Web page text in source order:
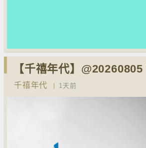
【千禧年代】
千禧年代 1天前